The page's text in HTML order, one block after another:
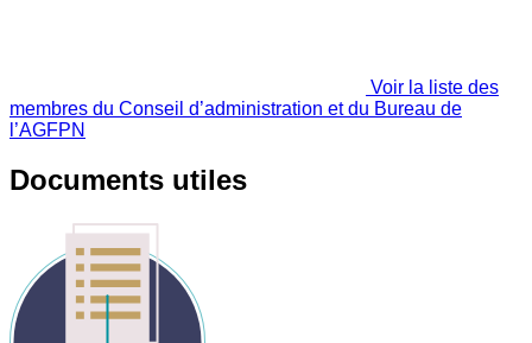
Voir la liste des
membres du Conseil d’administration et du Bureau de
l’AGFPN
Documents utiles